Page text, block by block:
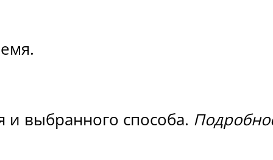
и выбранного способа.